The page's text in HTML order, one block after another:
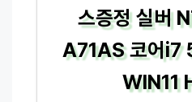
스증정 실버
A71AS 코어i7
WIN11